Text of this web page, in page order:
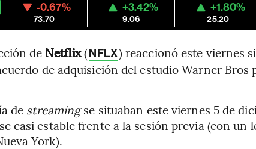
-0.67%
73.70
+3.42%
9.06
+1.80%
25.20
de Netflix(NFLX) reaccionó este viernes
de adquisición del estudio Warner Bros
de streamingse situaban este viernes 5 de
casi estable frente a la sesión previa (con un
York).